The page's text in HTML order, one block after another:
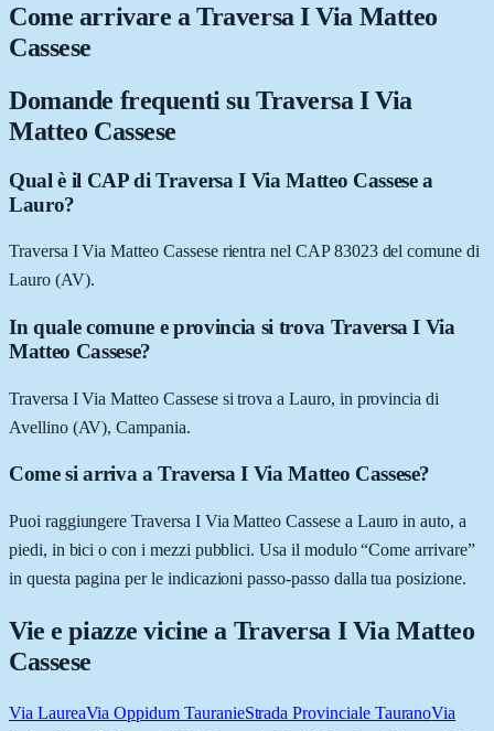
Come arrivare aTraversa I Via Matteo
Cassese
Domande frequenti su Traversa I Via
Matteo Cassese
Qual è il CAP di Traversa I Via Matteo Cassese a
Lauro?
Traversa I Via Matteo Cassese rientra nel CAP 83023 del comune di
Lauro (AV).
In quale comune e provincia si trova Traversa I Via
Matteo Cassese?
Traversa I Via Matteo Cassese si trova a Lauro, in provincia di
Avellino (AV), Campania.
Come si arriva a Traversa I Via Matteo Cassese?
Puoi raggiungere Traversa I Via Matteo Cassese a Lauro in auto, a
piedi, in bici o con i mezzi pubblici. Usa il modulo “Come arrivare”
in questa pagina per le indicazioni passo-passo dalla tua posizione.
Vie e piazze vicine a Traversa I Via Matteo
Cassese
Via LaureaVia Oppidum TauranieStrada Provinciale TauranoVia